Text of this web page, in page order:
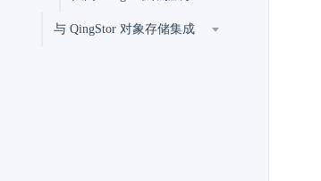
与 QingStor 对象存储集成